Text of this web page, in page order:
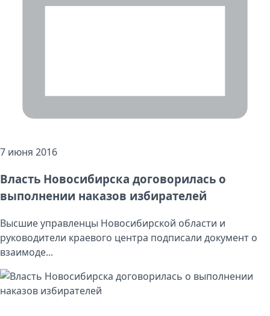
7 июня 2016
Власть Новосибирска договорилась о
выполнении наказов избирателей
Высшие управленцы Новосибирской области и
руководители краевого центра подписали документ о
взаимоде...